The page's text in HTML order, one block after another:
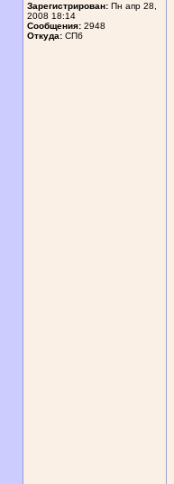
Зарегистрирован: Пн апр 28,
2008 18:14
Сообщения: 2948
Откуда: CПб